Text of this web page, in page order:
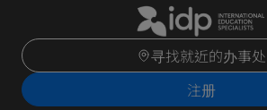
寻找就近的办事处
注册